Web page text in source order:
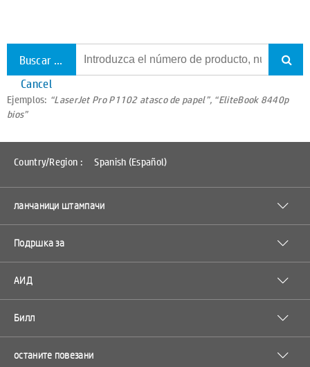
Buscar todo el soporte
Cancel
Ejemplos: “LaserJet Pro P1102 atasco de papel”, “EliteBook 8440p
bios”
Country/Region : Spanish (Español)
ланчаници штампачи
Подршка за
АИД
Билл
останите повезани